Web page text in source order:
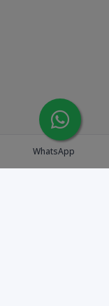
WhatsApp